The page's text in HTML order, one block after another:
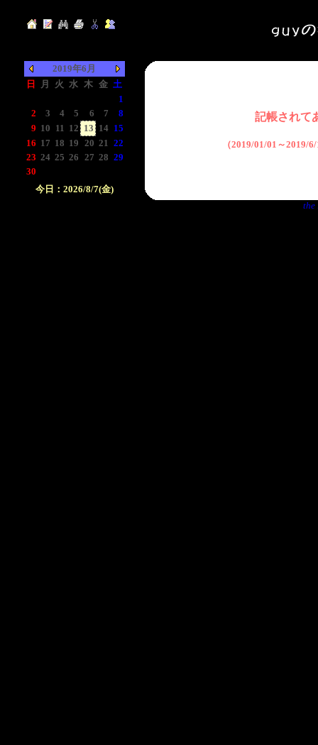
2019年6月
日
月 火 水 木 金 土
1
2
3 4 5 6 7
8
9 10 11 12 13 14 15
16 17 18 19 20 21 22
23 24 25 26 27 28 29
30
今日：2026/8/7(金)
記帳されて
（2019/01/01～2019/
the